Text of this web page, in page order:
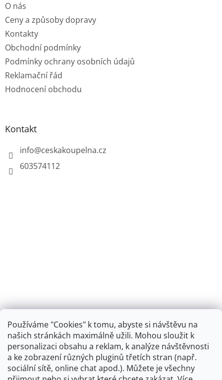
Používáme "Cookies" k tomu, abyste si návštěvu na
našich stránkách maximálně užili. Mohou sloužit k
personalizaci obsahu a reklam, k analýze návštěvnosti
a ke zobrazení různých pluginů třetích stran (např.
sociální sítě, online chat apod.). Můžete je všechny
O nás
Ceny a způsoby dopravy
Kontakty
Obchodní podmínky
Podmínky ochrany osobních údajů
Reklamační řád
Hodnocení obchodu
Kontakt
info@ceskakoupelna.cz
603574112
Retro koupelna